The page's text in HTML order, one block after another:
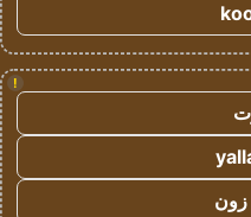
!
زون